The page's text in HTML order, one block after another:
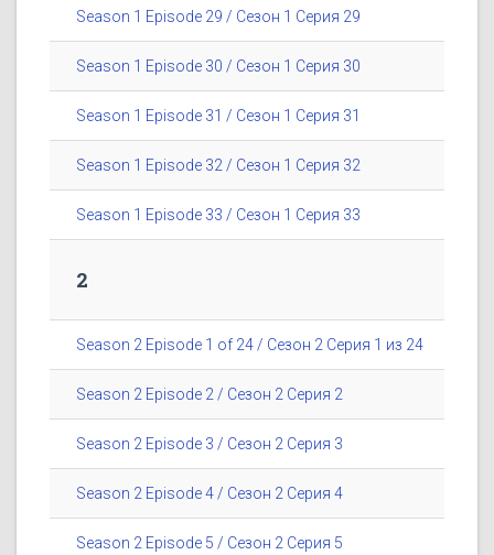
Season 1 Episode 29 / Сезон 1 Серия 29
Season 1 Episode 30 / Сезон 1 Серия 30
Season 1 Episode 31 / Сезон 1 Серия 31
Season 1 Episode 32 / Сезон 1 Серия 32
Season 1 Episode 33 / Сезон 1 Серия 33
2
Season 2 Episode 1 of 24 / Сезон 2 Серия 1 из 24
Season 2 Episode 2 / Сезон 2 Серия 2
Season 2 Episode 3 / Сезон 2 Серия 3
Season 2 Episode 4 / Сезон 2 Серия 4
Season 2 Episode 5 / Сезон 2 Серия 5